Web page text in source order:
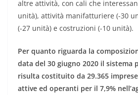
altre attività, con cali che
unità), attività manifatturiere (-30
(-27 unità) e costruzioni (-10 unità).
Per quanto riguarda la
data del 30 giugno 2020 il sistema
risulta costituito da 29.365
attive ed operanti per il 7,9%